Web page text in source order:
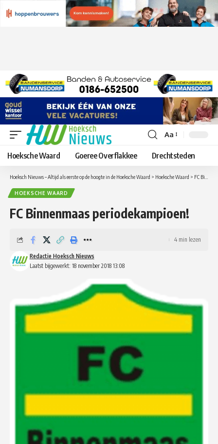
Lettergrootte
aanpassen
Aa
Hoeksche Waard Goeree Overflakkee Drechtsteden
Hoeksch Nieuws – Altijd als eerste op de hoogte in de Hoeksche Waard > Hoeksche Waard > FC Binnenmaas periodekampioen!
HOEKSCHE WAARD
FC Binnenmaas periodekampioen!
Laatst bijgewerkt: 18 november 2018 13:08
Redactie Hoeksch Nieuws
4 min lezen